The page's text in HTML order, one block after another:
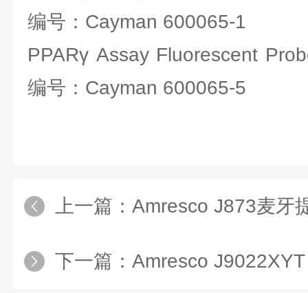
编号：Cayman 600065-1
PPARγ Assay Fluorescent
编号：Cayman 600065-5
上一篇： Amresco J873麦牙
下一篇： Amresco